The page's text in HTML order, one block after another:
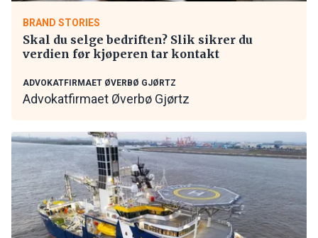
BRAND STORIES
Skal du selge bedriften? Slik sikrer du
verdien før kjøperen tar kontakt
ADVOKATFIRMAET ØVERBØ GJØRTZ
Advokatfirmaet Øverbø Gjørtz